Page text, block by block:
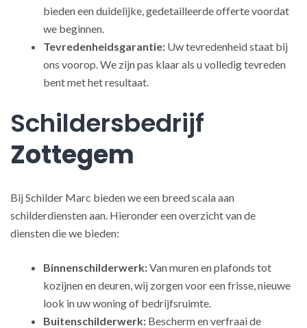
bieden een duidelijke, gedetailleerde offerte voordat
we beginnen.
Tevredenheidsgarantie: Uw tevredenheid staat bij
ons voorop. We zijn pas klaar als u volledig tevreden
bent met het resultaat.
Schildersbedrijf
Zottegem
Bij Schilder Marc bieden we een breed scala aan
schilderdiensten aan. Hieronder een overzicht van de
diensten die we bieden:
Binnenschilderwerk:Van muren en plafonds tot
kozijnen en deuren, wij zorgen voor een frisse, nieuwe
look in uw woning of bedrijfsruimte.
Buitenschilderwerk: Bescherm en verfraai de